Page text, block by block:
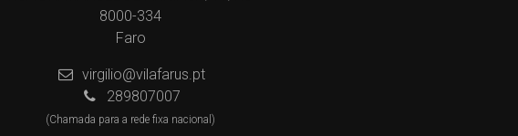
8000-334
Faro
virgilio@vilafarus.pt
289807007
(Chamada para a rede fixa nacional)